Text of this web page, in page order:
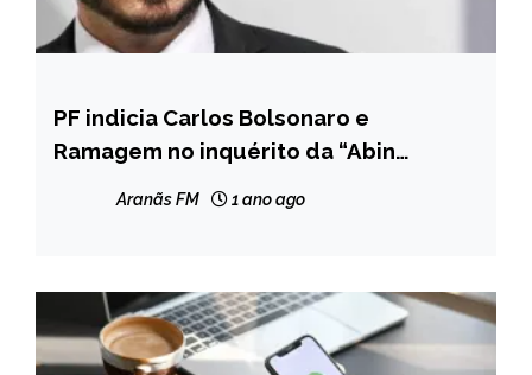
BRASIL
NOTÍCIAS
PF indicia Carlos Bolsonaro e
Ramagem no inquérito da “Abin
Aranãs FM 1 ano ago